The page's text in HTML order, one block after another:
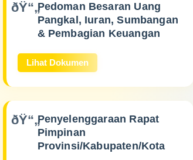
Pedoman Besaran Uang
Pangkal, Iuran, Sumbangan
& Pembagian Keuangan
Lihat Dokumen
Penyelenggaraan Rapat
Pimpinan
Provinsi/Kabupaten/Kota